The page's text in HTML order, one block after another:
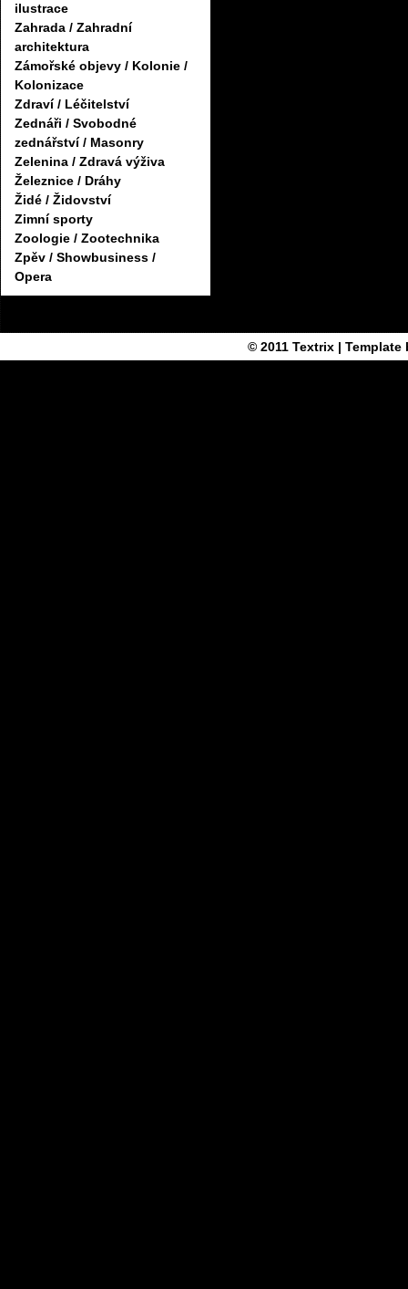
ilustrace
Zahrada / Zahradní
architektura
Zámořské objevy / Kolonie /
Kolonizace
Zdraví / Léčitelství
Zednáři / Svobodné
zednářství / Masonry
Zelenina / Zdravá výživa
Železnice / Dráhy
Židé / Židovství
Zimní sporty
Zoologie / Zootechnika
Zpěv / Showbusiness /
Opera
© 2011 Textrix| Template